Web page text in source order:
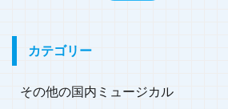
カテゴリー
その他の国内ミュージカル